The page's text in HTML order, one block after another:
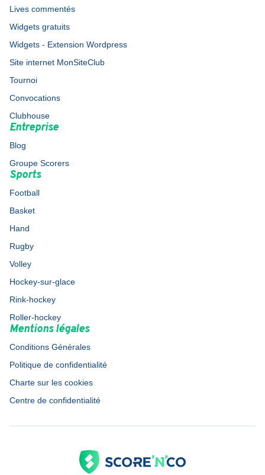
Lives commentés
Widgets gratuits
Widgets - Extension Wordpress
Site internet MonSiteClub
Tournoi
Convocations
Clubhouse
Entreprise
Blog
Groupe Scorers
Sports
Football
Basket
Hand
Rugby
Volley
Hockey-sur-glace
Rink-hockey
Roller-hockey
Mentions légales
Conditions Générales
Politique de confidentialité
Charte sur les cookies
Centre de confidentialité